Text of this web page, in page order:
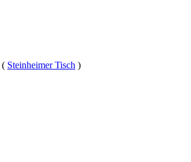
( Steinheimer Tisch )